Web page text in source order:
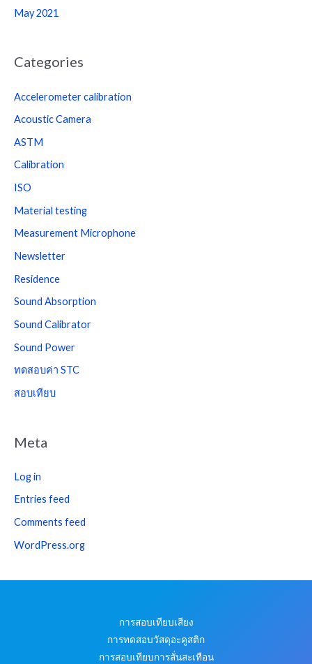
May 2021
Categories
Accelerometer calibration
Acoustic Camera
ASTM
Calibration
ISO
Material testing
Measurement Microphone
Newsletter
Residence
Sound Absorption
Sound Calibrator
Sound Power
ทดสอบค่า STC
สอบเทียบ
Meta
Log in
Entries feed
Comments feed
WordPress.org
การสอบเทียบเสียง
การทดสอบวัสดุอะคูสติก
การสอบเทียบการสั่นสะเทือน